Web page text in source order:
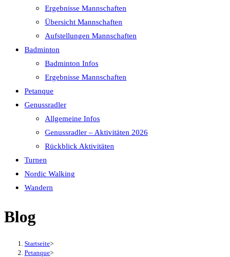
Ergebnisse Mannschaften
Übersicht Mannschaften
Aufstellungen Mannschaften
Badminton
Badminton Infos
Ergebnisse Mannschaften
Petanque
Genussradler
Allgemeine Infos
Genussradler – Aktivitäten 2026
Rückblick Aktivitäten
Turnen
Nordic Walking
Wandern
Blog
Startseite>
Petanque>